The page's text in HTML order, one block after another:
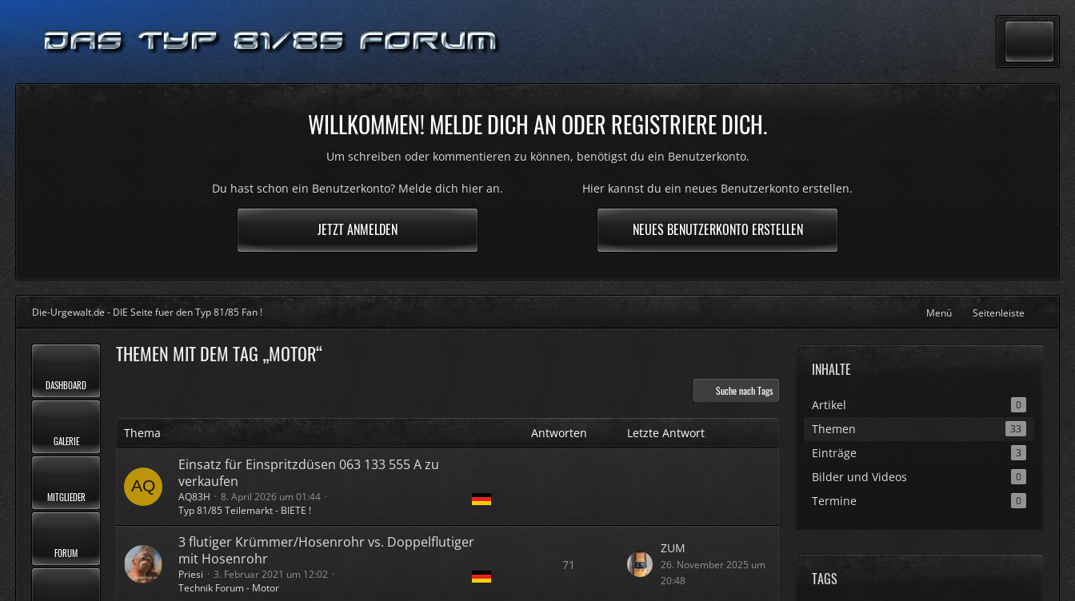
WILLKOMMEN! MELDE DICH AN ODER REGISTRIERE DICH.
Um schreiben oder kommentieren zu können, benötigst du ein Benutzerkonto.
Du hast schon ein Benutzerkonto? Melde dich hier an.
JETZT ANMELDEN
Hier kannst du ein neues Benutzerkonto erstellen.
NEUES BENUTZERKONTO ERSTELLEN
Die-Urgewalt.de - DIE Seite fuer den Typ 81/85 Fan ! Menü Seitenleiste
DASHBOARD
GALERIE
MITGLIEDER
FORUM
THEMEN MIT DEM TAG „MOTOR“
Suche nach Tags
Thema Antworten Letzte Antwort
Einsatz für Einspritzdüsen 063 133 555 A zu
verkaufen
AQ83H
8. April 2026 um 01:44
Typ 81/85 Teilemarkt - BIETE !
3 flutiger Krümmer/Hosenrohr vs. Doppelflutiger
mit Hosenrohr
Priesi
3. Februar 2021 um 12:02
Technik Forum - Motor
71
ZUM
26. November 2025 um
20:48
INHALTE
Artikel 0
Themen 33
Einträge 3
Bilder und Videos 0
Termine 0
TAGS